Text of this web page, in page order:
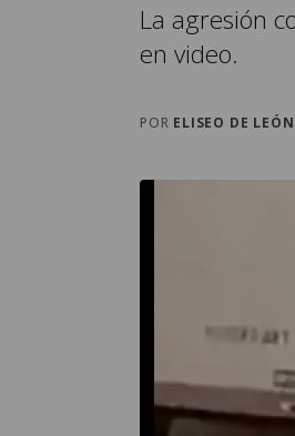
La agresión
en video.
POR ELISEO DE LEÓN